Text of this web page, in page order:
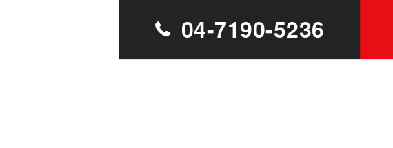
04-7190-5236